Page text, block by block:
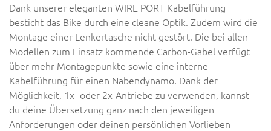
Dank unserer eleganten WIRE PORT Kabelführung
besticht das Bike durch eine cleane Optik. Zudem wird die
Montage einer Lenkertasche nicht gestört. Die bei allen
Modellen zum Einsatz kommende Carbon-Gabel verfügt
über mehr Montagepunkte sowie eine interne
Kabelführung für einen Nabendynamo. Dank der
Möglichkeit, 1x- oder 2x-Antriebe zu verwenden, kannst
du deine Übersetzung ganz nach den jeweiligen
Anforderungen oder deinen persönlichen Vorlieben